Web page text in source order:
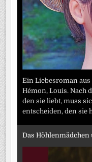
Ein Liebesroman
Hémon, Louis. Nach
den sie liebt, muss
entscheiden, den sie
Das